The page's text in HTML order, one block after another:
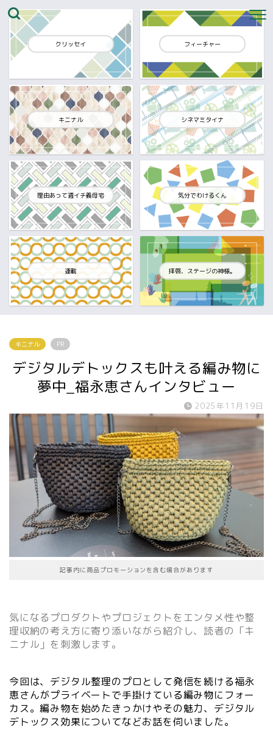
クリッセイ フィーチャー
キニナル シネマミタイナ
理由あって週イチ義母宅 気分でわけるくん
連載 拝啓、ステージの神様。
キニナル PR
デジタルデトックスも叶える編み物に
夢中_福永恵さんインタビュー
2025年11月19日
記事内に商品プロモーションを含む場合があります
気になるプロダクトやプロジェクトをエンタメ性や整
理収納の考え方に寄り添いながら紹介し、読者の「キ
ニナル」を刺激します。
今回は、デジタル整理のプロとして発信を続ける福永
恵さんがプライベートで手掛けている編み物にフォー
カス。編み物を始めたきっかけやその魅力、デジタル
デトックス効果についてなどお話を伺いました。